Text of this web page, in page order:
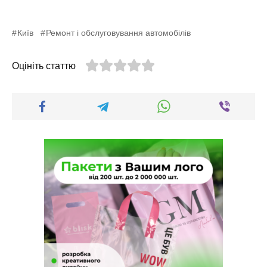
Київ Ремонт і обслуговування автомобілів
Оцініть статтю